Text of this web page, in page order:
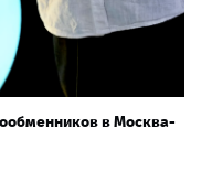
в Москва-